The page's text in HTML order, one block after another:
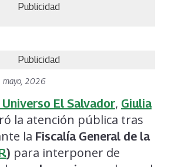
Publicidad
Publicidad
mayo, 2026
Universo El Salvador, Giulia
la atención pública tras
la Fiscalía General de la
) para interponer de